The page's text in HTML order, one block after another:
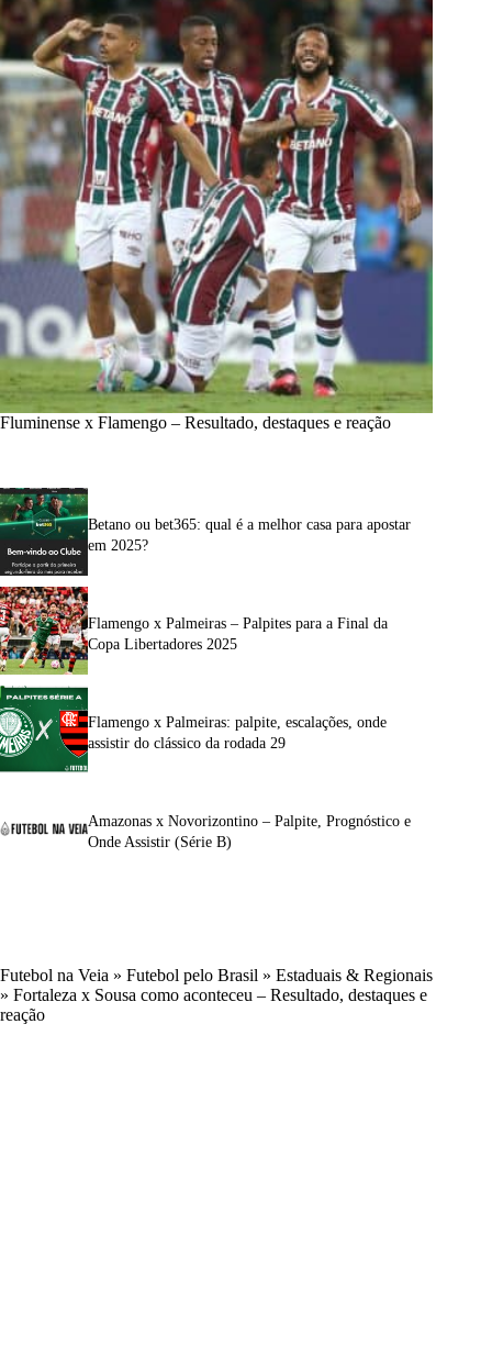
Fluminense x Flamengo – Resultado, destaques e reação
Betano ou bet365: qual é a melhor casa para apostar
em 2025?
Flamengo x Palmeiras – Palpites para a Final da
Copa Libertadores 2025
Flamengo x Palmeiras: palpite, escalações, onde
assistir do clássico da rodada 29
Amazonas x Novorizontino – Palpite, Prognóstico e
Onde Assistir (Série B)
Futebol na Veia » Futebol pelo Brasil » Estaduais & Regionais
» Fortaleza x Sousa como aconteceu – Resultado, destaques e
reação